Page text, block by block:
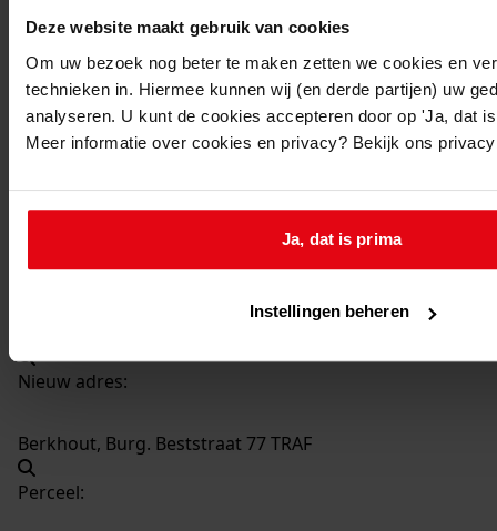
Deze website maakt gebruik van cookies
Om uw bezoek nog beter te maken zetten we cookies en
technieken in. Hiermee kunnen wij (en derde partijen) uw
analyseren. U kunt de cookies accepteren door op 'Ja, dat
Meer informatie over cookies en privacy? Bekijk ons
Ja, dat is prima
Instellingen beheren
116
Bouw trafostation, 1970
Datering:
1970
Beschrijving:
Datum vergunning:
Adres:
Nieuw adres:
Berkhout, Burg. Beststraat 77 TRAF
Perceel: